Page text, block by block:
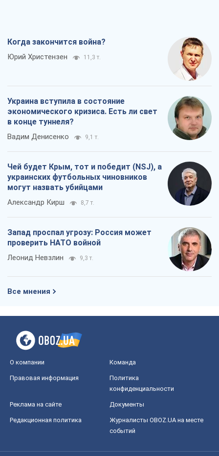
Когда закончится война?
Юрий Христензен 11,3 т.
Украина вступила в состояние
экономического кризиса. Есть ли свет
в конце туннеля?
Вадим Денисенко 9,1 т.
Чей будет Крым, тот и победит (NSJ), а
украинских футбольных чиновников
могут назвать убийцами
Александр Кирш 8,7 т.
Запад проспал угрозу: Россия может
проверить НАТО войной
Леонид Невзлин 9,3 т.
Все мнения
О компании Команда
Правовая информация
Политика
конфиденциальности
Реклама на сайте Документы
Редакционная политика
Журналисты OBOZ.UA на месте
событий